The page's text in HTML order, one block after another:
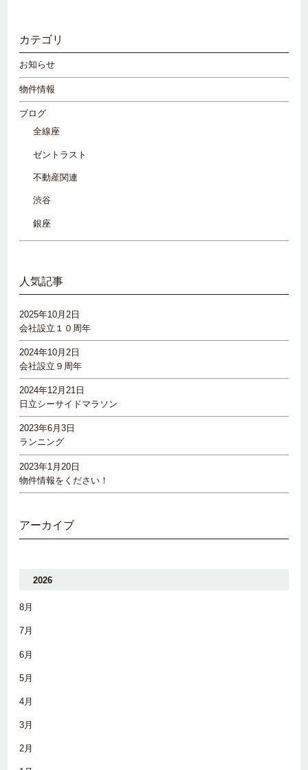
カテゴリ
お知らせ
物件情報
ブログ
全線座
ゼントラスト
不動産関連
渋谷
銀座
人気記事
2025年10月2日
会社設立１０周年
2024年10月2日
会社設立９周年
2024年12月21日
日立シーサイドマラソン
2023年6月3日
ランニング
2023年1月20日
物件情報をください！
アーカイブ
2026
8月
7月
6月
5月
4月
3月
2月